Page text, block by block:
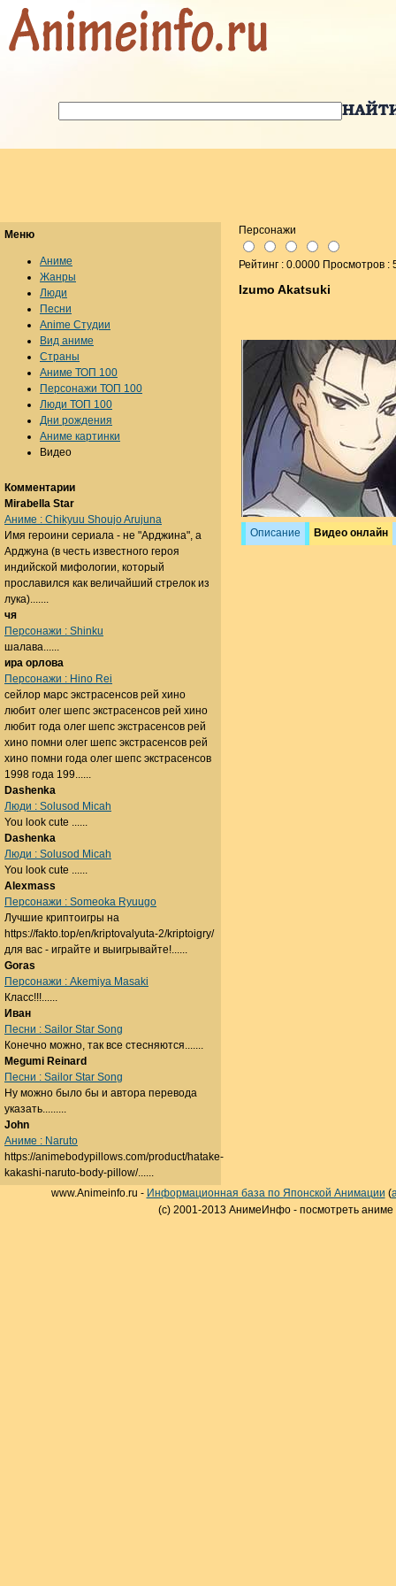
Персонажи
Рейтинг : 0.0000 Просмотров :
Izumo Akatsuki
Описание Видео онлайн
Меню
Аниме
Жанры
Люди
Песни
Anime Студии
Вид аниме
Страны
Аниме ТОП 100
Персонажи ТОП 100
Люди ТОП 100
Дни рождения
Аниме картинки
Видео
Комментарии
Mirabella Star
Аниме : Chikyuu Shoujo Arujuna
Имя героини сериала - не "Арджина", а
Арджуна (в честь известного героя
индийской мифологии, который
прославился как величайший стрелок из
лука).......
чя
Персонажи : Shinku
шалава......
ира орлова
Персонажи : Hino Rei
сейлор марс экстрасенсов рей хино
любит олег шепс экстрасенсов рей хино
любит года олег шепс экстрасенсов рей
хино помни олег шепс экстрасенсов рей
хино помни года олег шепс экстрасенсов
1998 года 199......
Dashenka
Люди : Solusod Micah
You look cute ......
Dashenka
Люди : Solusod Micah
You look cute ......
Alexmass
Персонажи : Someoka Ryuugo
Лучшие криптоигры на
https://fakto.top/en/kriptovalyuta-2/kriptoigry/
для вас - играйте и выигрывайте!......
Goras
Персонажи : Akemiya Masaki
Класс!!!......
Иван
Песни : Sailor Star Song
Конечно можно, так все стесняются.......
Megumi Reinard
Песни : Sailor Star Song
Ну можно было бы и автора перевода
указать.........
John
Аниме : Naruto
https://animebodypillows.com/product/hatake-
kakashi-naruto-body-pillow/......
www.Animeinfo.ru - Информационная база по Японской Анимации (
(c) 2001-2013 АнимеИнфо - посмотреть аниме